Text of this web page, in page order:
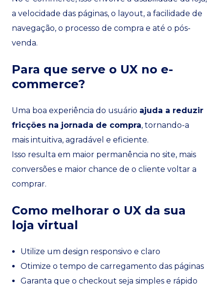
a velocidade das páginas, o layout, a facilidade de
navegação, o processo de compra e até o pós-
venda.
Para que serve o UX no e-
commerce?
Uma boa experiência do usuário ajuda a reduzir
fricções na jornada de compra, tornando-a
mais intuitiva, agradável e eficiente.
Isso resulta em maior permanência no site, mais
conversões e maior chance de o cliente voltar a
comprar.
Como melhorar o UX da sua
loja virtual
Utilize um design responsivo e claro
Otimize o tempo de carregamento das páginas
Garanta que o checkout seja simples e rápido